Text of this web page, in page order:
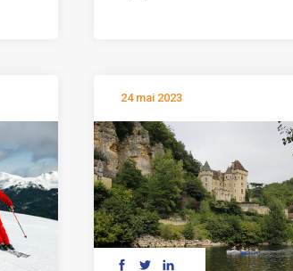
24 mai 2023